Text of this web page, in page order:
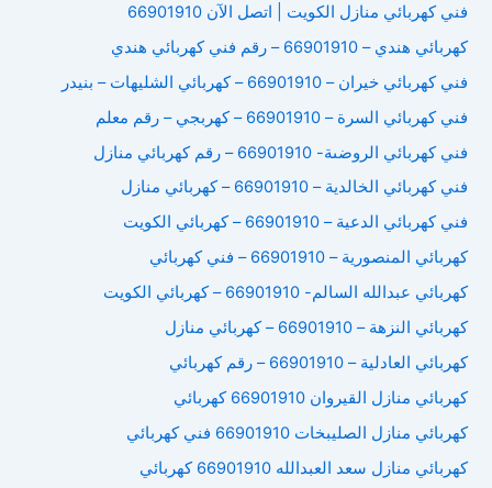
فني كهربائي منازل الكويت | اتصل الآن 66901910
كهربائي هندي – 66901910 – رقم فني كهربائي هندي
فني كهربائي خيران – 66901910 – كهربائي الشليهات – بنيدر
فني كهربائي السرة – 66901910 – كهربجي – رقم معلم
فني كهربائي الروضىة- 66901910 – رقم كهربائي منازل
فني كهربائي الخالدية – 66901910 – كهربائي منازل
فني كهربائي الدعية – 66901910 – كهربائي الكويت
كهربائي المنصورية – 66901910 – فني كهربائي
كهربائي عبدالله السالم- 66901910 – كهربائي الكويت
كهربائي النزهة – 66901910 – كهربائي منازل
كهربائي العادلية – 66901910 – رقم كهربائي
كهربائي منازل القيروان 66901910 كهربائي
كهربائي منازل الصليبخات 66901910 فني كهربائي
كهربائي منازل سعد العبدالله 66901910 كهربائي